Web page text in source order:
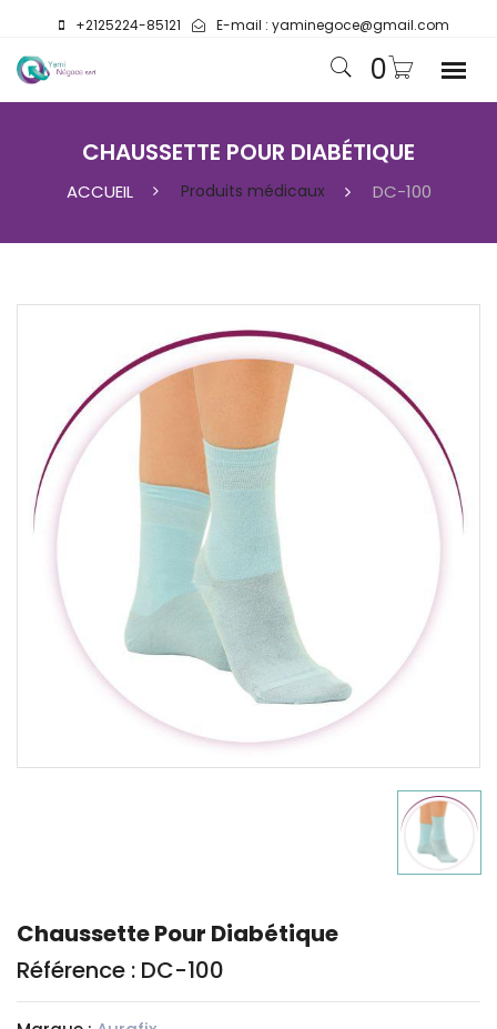
+2125224-85121 E-mail : yaminegoce@gmail.com
0
CHAUSSETTE POUR DIABÉTIQUE
ACCUEIL Produits médicaux DC-100
Chaussette Pour Diabétique
Référence : DC-100